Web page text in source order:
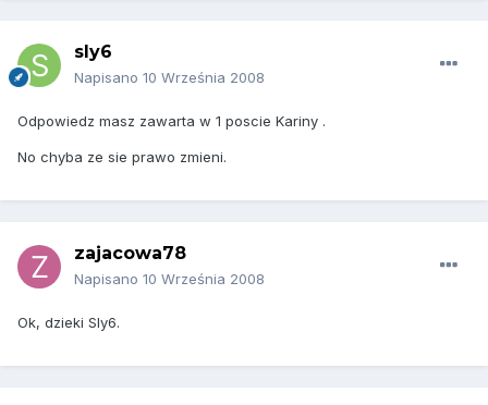
sly6
Napisano 10 Września 2008
Odpowiedz masz zawarta w 1 poscie Kariny .
No chyba ze sie prawo zmieni.
zajacowa78
Napisano 10 Września 2008
Ok, dzieki Sly6.